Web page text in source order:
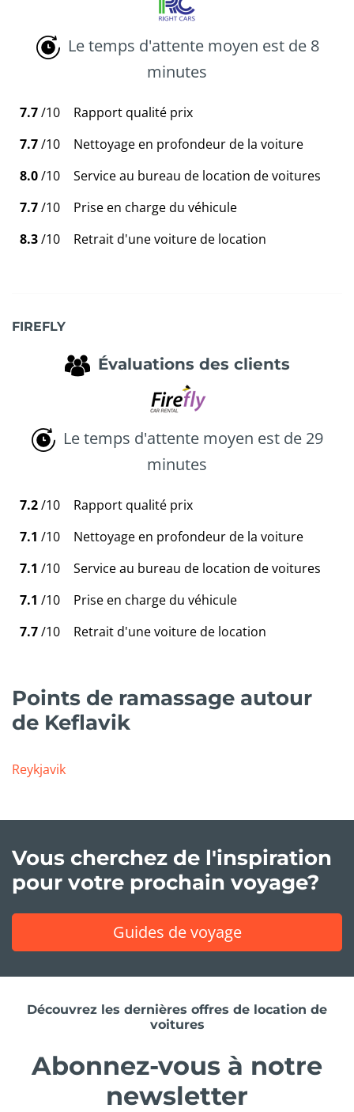
Le temps d'attente moyen est de 8
minutes
7.7/10
Rapport qualité prix
7.7/10
Nettoyage en profondeur de la voiture
8.0/10
Service au bureau de location de voitures
7.7/10
Prise en charge du véhicule
8.3/10 Retrait d'une voiture de location
FIREFLY
Évaluations des clients
Le temps d'attente moyen est de 29
minutes
7.2/10
Rapport qualité prix
7.1 /10
Nettoyage en profondeur de la voiture
7.1 /10
Service au bureau de location de voitures
7.1 /10
Prise en charge du véhicule
7.7/10 Retrait d'une voiture de location
Points de ramassage autour
de Keflavik
Reykjavik
Vous cherchez de l'inspiration
pour votre prochain voyage?
Guides de voyage
Découvrez les dernières offres de location de
voitures
Abonnez-vous à notre
newsletter